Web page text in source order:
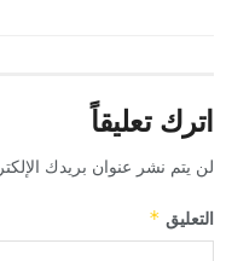
اترك تعليقاً
لن يتم نشر عنوان بريدك
التعليق *